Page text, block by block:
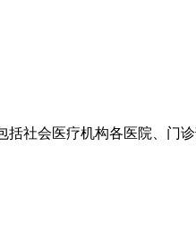
社会医疗机构各医院、门